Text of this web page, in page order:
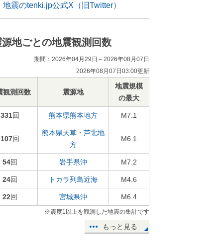
地震のtenki.jp公式X（旧Twitter）
源地ごとの地震観測回数
期間：2026年04月29日～2026年08月07日
2026年08月07日03:00更新
観測回数 震源地
地震規模
の最大
331回 熊本県熊本地方 M7.1
107回
熊本県天草・芦北地
方
M6.1
54回 岩手県沖 M7.2
24回 トカラ列島近海 M4.6
22回 宮城県沖 M6.4
※震度1以上を観測した地震の集計です
もっと見る